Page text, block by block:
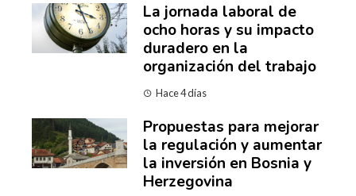
La jornada laboral de
ocho horas y su impacto
duradero en la
organización del trabajo
Hace 4 días
Propuestas para mejorar
la regulación y aumentar
la inversión en Bosnia y
Herzegovina